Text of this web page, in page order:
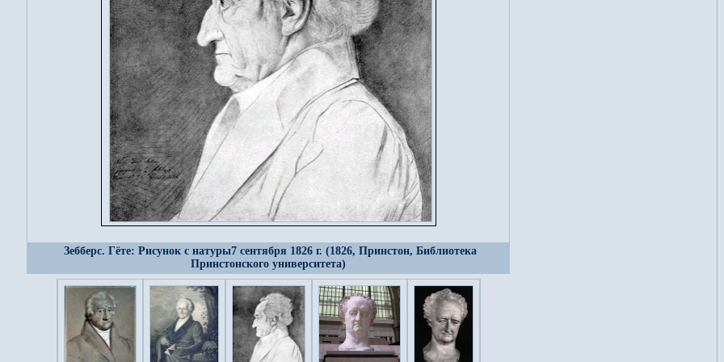
Зебберс. Гёте: Рисунок с натуры7 сентября 1826 г. (1826, Принстон, Библиотека
Принстонского университета)